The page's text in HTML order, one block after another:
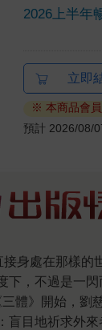
2026上半年
立即
※ 本商品會
預計 2026/08/
，不過是一
》開始，劉
目地祈求外